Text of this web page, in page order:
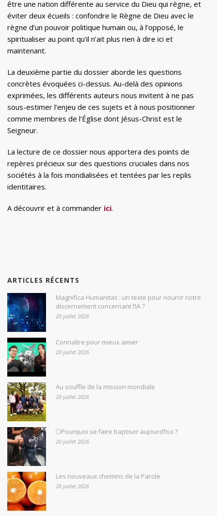
être une nation différente au service du Dieu qui règne, et
éviter deux écueils : confondre le Règne de Dieu avec le
règne d’un pouvoir politique humain ou, à l’opposé, le
spiritualiser au point qu’il n’ait plus rien à dire ici et
maintenant.
La deuxième partie du dossier aborde les questions
concrètes évoquées ci-dessus. Au-delà des opinions
exprimées, les différents auteurs nous invitent à ne pas
sous-estimer l’enjeu de ces sujets et à nous positionner
comme membres de l’Église dont Jésus-Christ est le
Seigneur.
La lecture de ce dossier nous apportera des points de
repères précieux sur des questions cruciales dans nos
sociétés à la fois mondialisées et tentées par les replis
identitaires.
A découvrir et à commander ici.
ARTICLES RÉCENTS
Magnifica Humanitas : un texte pour nourrir notre
discernement concernant l’IA ?
20 juillet 2026
Connaître pour mieux aimer
20 juillet 2026
Au souffle de la mission mondiale
20 juillet 2026
🌕Pourquoi se faire baptiser aujourd’hui ?
20 juillet 2026
Les nouveaux chemins de la Parole
20 juillet 2026